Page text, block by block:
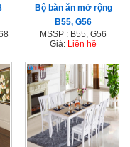
Bộ bàn ăn mở rộng
B55, G56
MSSP : B55, G56
Giá: Liên hệ